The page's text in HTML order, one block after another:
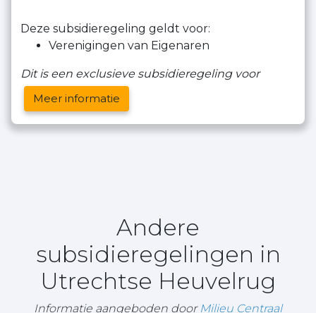
Deze subsidieregeling geldt voor:
Verenigingen van Eigenaren
Dit is een exclusieve subsidieregeling voor
Meer informatie
Andere
subsidieregelingen in
Utrechtse Heuvelrug
Informatie aangeboden door Milieu Centraal